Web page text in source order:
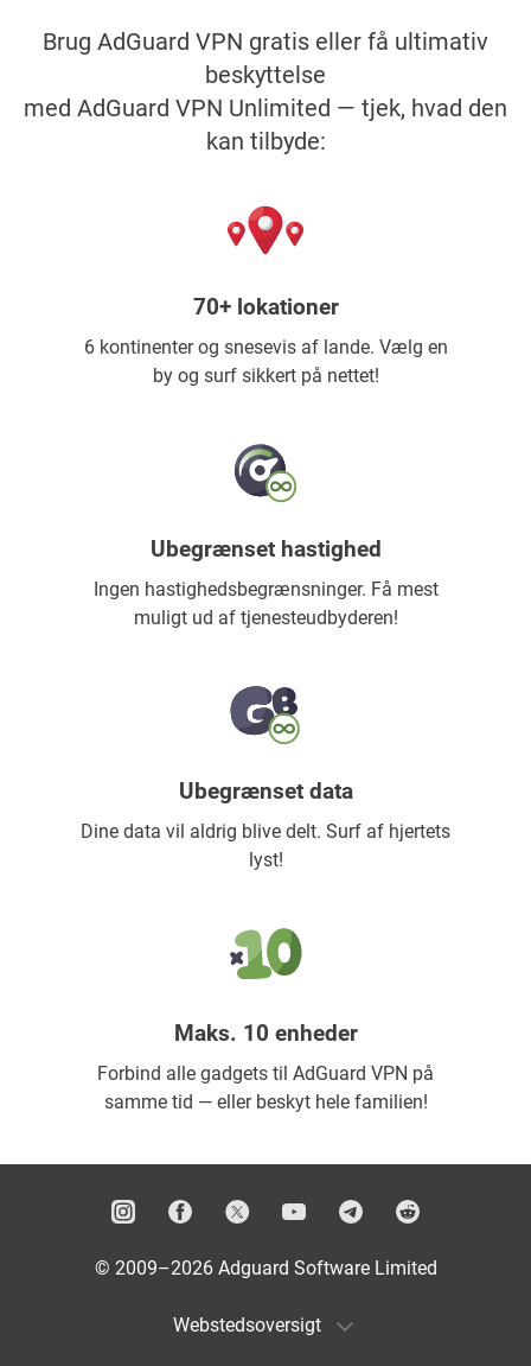
Brug AdGuard VPN gratis eller få ultimativ
beskyttelse
med AdGuard VPN Unlimited — tjek, hvad den
kan tilbyde:
70+ lokationer
6 kontinenter og snesevis af lande. Vælg en
by og surf sikkert på nettet!
Ubegrænset hastighed
Ingen hastighedsbegrænsninger. Få mest
muligt ud af tjenesteudbyderen!
Ubegrænset data
Dine data vil aldrig blive delt. Surf af hjertets
lyst!
Maks. 10 enheder
Forbind alle gadgets til AdGuard VPN på
samme tid — eller beskyt hele familien!
© 2009–2026 Adguard Software Limited
Webstedsoversigt